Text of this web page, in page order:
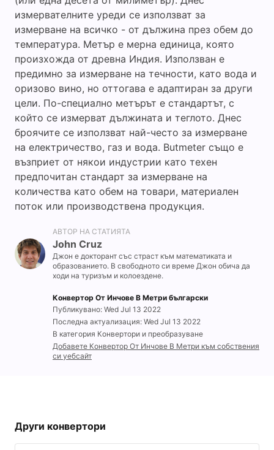
измервателните уреди се използват за
измерване на всичко - от дължина през обем до
температура. Метър е мерна единица, която
произхожда от древна Индия. Използван е
предимно за измерване на течности, като вода и
оризово вино, но оттогава е адаптиран за други
цели. По-специално метърът е стандартът, с
който се измерват дължината и теглото. Днес
броячите се използват най-често за измерване
на електричество, газ и вода. Butmeter също е
възприет от някои индустрии като техен
предпочитан стандарт за измерване на
количества като обем на товари, материален
поток или производствена продукция.
АВТОР НА СТАТИЯТА
John Cruz
Джон е докторант със страст към математиката и
образованието. В свободното си време Джон обича да
ходи на туризъм и колоездене.
Конвертор От Инчове В Метри български
Публикувано: Wed Jul 13 2022
Последна актуализация: Wed Jul 13 2022
В категория Конвертори и преобразуване
Добавете Конвертор От Инчове В Метри към собствения
си уебсайт
Други конвертори